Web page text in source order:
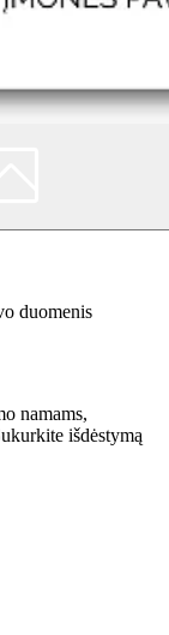
duomenis
namams,
išdėstymą